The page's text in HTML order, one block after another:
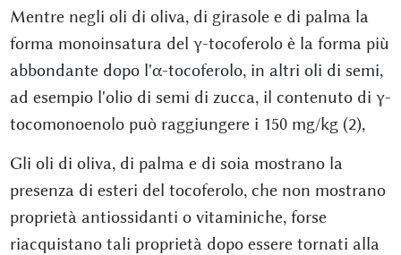
Mentre negli oli di oliva, di girasole e di palma la
forma monoinsatura del γ-tocoferolo è la forma più
abbondante dopo l'α-tocoferolo, in altri oli di semi,
ad esempio l'olio di semi di zucca, il contenuto di γ-
tocomonoenolo può raggiungere i 150 mg/kg (2),
Gli oli di oliva, di palma e di soia mostrano la
presenza di esteri del tocoferolo, che non mostrano
proprietà antiossidanti o vitaminiche, forse
riacquistano tali proprietà dopo essere tornati alla